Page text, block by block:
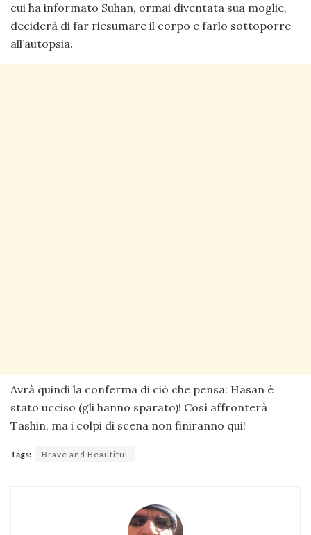
cui ha informato Suhan, ormai diventata sua moglie,
deciderà di far riesumare il corpo e farlo sottoporre
all’autopsia.
Avrà quindi la conferma di ciò che pensa: Hasan è
stato ucciso (gli hanno sparato)! Così affronterà
Tashin, ma i colpi di scena non finiranno qui!
Tags: Brave and Beautiful